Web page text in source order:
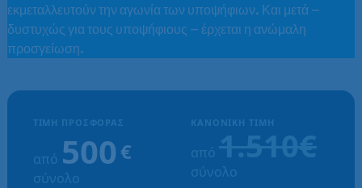
εκμεταλλευτούν την αγωνία των υποψήφιων. Και μετά –
δυστυχώς για τους υποψήφιους – έρχεται η ανώμαλη
προσγείωση.
ΤΙΜΉ ΠΡΟΣΦΟΡΆΣ
από 500 €
σύνολο
ΚΑΝΟΝΙΚΉ ΤΙΜΉ
από 1.510€
σύνολο